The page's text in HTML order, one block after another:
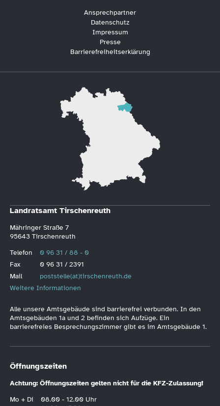
Ansprechpartner
Datenschutz
Impressum
Presse
Barrierefreiheitserklärung
Landratsamt Tirschenreuth
Mähringer Straße 7
95643 Tirschenreuth
Telefon
0 96 31 / 88 - 0
Fax
0 96 31 / 2391
Mail
poststelle(at)tirschenreuth.de
Weitere Informationen
Alle unsere Amtsgebäude sind barrierefrei verbunden. In den
Amtsgebäuden 1a und 2 befinden sich Aufzüge. Ein
barrierefreies Besprechungszimmer gibt es im Amtsgebäude 1.
Öffnungszeiten
Achtung: Öffnungszeiten gelten nicht für die KFZ-Zulassung!
Mo + Di
08.00 - 12.00 Uhr